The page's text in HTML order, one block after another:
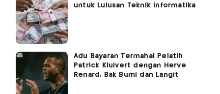
untuk Lulusan Teknik Informatika
Adu Bayaran Termahal Pelatih
Patrick Kluivert dengan Herve
Renard, Bak Bumi dan Langit